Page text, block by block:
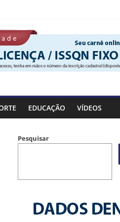
EDUCAÇÃO VÍDEOS
Pesquisar